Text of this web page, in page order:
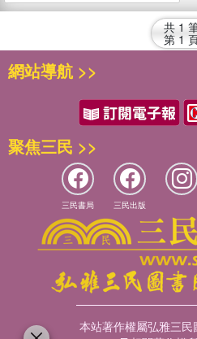
共 1
第 1
網站導航 >>
聚焦三民 >>
三民書局 三民出版
本站著作權屬弘雅三民